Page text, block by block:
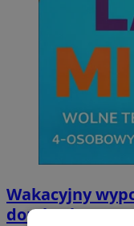
Wakacyjny
domkach